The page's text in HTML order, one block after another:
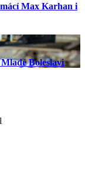
Max Karhan i
Boleslavi